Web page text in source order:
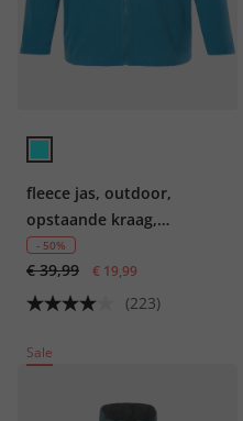
fleece jas, outdoor,
opstaande kraag,
ritszakken, tot 8XL
- 50%
€ 39,99 € 19,99
(223)
Sale